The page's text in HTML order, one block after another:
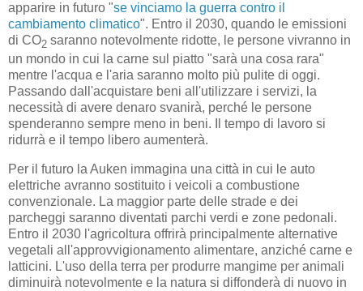
apparire in futuro "se vinciamo la guerra contro il
cambiamento climatico". Entro il 2030, quando le emissioni
di CO2 saranno notevolmente ridotte, le persone vivranno in
un mondo in cui la carne sul piatto "sarà una cosa rara"
mentre l'acqua e l'aria saranno molto più pulite di oggi.
Passando dall'acquistare beni all'utilizzare i servizi, la
necessità di avere denaro svanirà, perché le persone
spenderanno sempre meno in beni. Il tempo di lavoro si
ridurrà e il tempo libero aumenterà.
Per il futuro la Auken immagina una città in cui le auto
elettriche avranno sostituito i veicoli a combustione
convenzionale. La maggior parte delle strade e dei
parcheggi saranno diventati parchi verdi e zone pedonali.
Entro il 2030 l'agricoltura offrirà principalmente alternative
vegetali all'approvvigionamento alimentare, anziché carne e
latticini. L'uso della terra per produrre mangime per animali
diminuirà notevolmente e la natura si diffonderà di nuovo in